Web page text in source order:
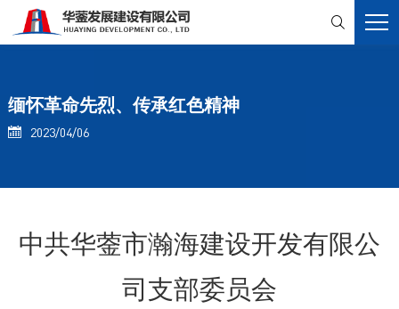

缅怀革命先烈、传承红色精神
 2023/04/06
中共华蓥市瀚海建设开发有限公
司支部委员会